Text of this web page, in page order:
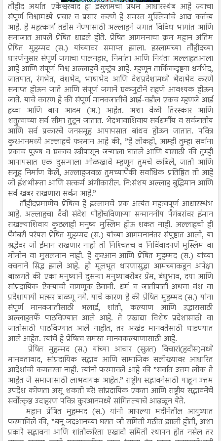
तौहीद अर्थात एकेश्वरवाद हा इस्लामचा प्रथम आधारस्थंब आहे ज्याचा
संपूर्ण विश्वामध्ये प्रचार व प्रसार करणे हे समस्त मुस्लिमांचे आद्य कर्तव्य
आहे. हे महत्कार्य तडीस नेण्यासाठी अल्लाहने जगात विविध भागांत आणि
समाजात आपले प्रेषित धाडले होते. प्रेषित आगमनाचा क्रम महान अंतिम
प्रेषित मुहम्मद (स.) यांच्यावर समाप्त झाला. इस्लामच्या तौहीदच्या
धारणेनुसार संपूर्ण जगाचा पालनहार, निर्माता आणि नियंता अल्लाहतआला
आहे आणि संपूर्ण विश्व अल्लाहचे कुटुंब आहे. म्हणून तार्किकदृष्ट्या धर्मभेद,
जातपात, रंगभेत, वंशभेद, भाषाभेद आणि देशप्रदेशामध्ये भेदाभेद करणे
समाप्त होऊन जाते आणि संपूर्ण जगाने एकजुटीने राहणे आवश्यक होऊन
जाते. याचे कारण हे की संपूर्ण मानवजातीचे आई-वडील एकच म्हणजे आई
हव्वा आणि बाप आदम (अ.) आहेत. अशा वेळी तिरस्कार आणि
शत्रुत्वाच्या सर्व सीमा तुटून जातात. भेदभावाशिवाय सर्वधर्मीय व सर्वजातीय
आणि सर्व प्रकारचे जनसमूह आपापसात बांधव होऊन जातात. पवित्र
कुरआनमध्ये अल्लाहचे फरमान आहे की, ”हे लोकहो, आम्ही तुम्हा सर्वांना
एकाच पुरुष व एकाच स्त्रीपासून जन्माला घातले आणि यासाठी की तुम्ही
आपापसात एक दुसऱ्याला ओळखावे म्हणून तुमचे कबिले, जाती आणि
समूह निर्माण केले, अल्लाहजवळ तुमच्यापैकी सर्वाधिक प्रतिष्ठित तो आहे
जो ईशभीरूता आणि सत्कर्म अंगीकारील. नि:संशय अल्लाह बुद्धिमान आणि
सर्व खबर राखणारा सर्वज्ञ आहे.”
तौहीदप्रमाणेच प्रेषित्व हे इस्लामचे एक अत्यंत महत्वपूर्ण आधारस्थंभ
आहे. अल्लाहचा दैवी संदेश पोहोचविणाऱ्या सन्माननीय पैगंबरांवर ईमान
राखल्याशिवाय कुठलाही मनुष्य मुस्लिम होऊ शकत नाही. अल्लाहची ही
पैगंबरी परंपरा प्रेषित मुहम्मद (स.) यांच्या आगमनानंतर संपुष्टात आली, या
श्रद्धेवर जो ईमान राखणार नाही तो निश्‍चितच व निर्विवादपणे मुस्लिम वा
मोमीन वा मुसलमान नाही. हे कुरआन आणि प्रेषित मुहम्मद (स.) यांच्या
वचनाने सिद्ध झाले आहे. ही मूलभूत धारणासुद्धा आमच्याकडून अपेक्षा
बाळगते की एका मनुष्याने दुसऱ्या मनुष्याबरोबर प्रेम, बंधुभाव, दया आणि
सांप्रदायिक ऐक्याची वागणूक ठेवावी. धर्म व जातीपाती अथवा वंश वा
प्रदेशापायी मत्सर बाळगू नये. याचे कारण हे की प्रेषित मुहम्मद (स.) यांना
संपूर्ण मानवजातीसाठी भलाई, शांती, कल्याण आणि उद्धारासाठी
अल्लाहतर्फे पाठविण्यात आले आहे. ते एखाद्या विशेष प्रदेशासाठी वा
जातीसाठी पाठविण्यात आले नाहीत, तर अखंड मानवतेसाठी धाडण्यात
आले आहेत. त्यांचे हे प्रेषित्व समस्त मानवकल्याणासाठी आहे.
प्रेषित मुहम्मद (स.) यांच्या आचार (सुन्नत) विचारां(हदीस)मध्ये
मानवतावाद, सांप्रदायिक सद्भाव आणि सामाजिक सलोख्यावर आधारित
आदेशांची कमतरता नाही. त्यांनी फरमावले आहे की ”सर्वात उत्तम लोक ते
आहेत जे समाजासाठी लाभदायक आहेत.” राष्ट्रीय सद्भावनेसाठी याहून उत्तम
उपदेश कोणता असू शकतो बरे! सांप्रदायिक एकता आणि राष्ट्रीय सद्भावनेचे
सर्वोत्कृष्ठ उदाहरण पवित्र कुरआनमध्ये सांगितल्याचे आढळून येते.
महान प्रेषित मुहम्मद (स.) यांनी आपल्या मदीनेतील आयुष्यात
फरमाविले की, ”बनू जदआनच्या घरात जी समिती गठीत झाली होती, अशा
प्रकारे सद्भावना आणि शांतीकरिता एखादी समिती स्थापन होत नसेल तर